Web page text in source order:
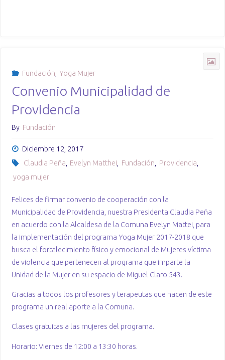
Fundación Yoga Mujer
Convenio Municipalidad de
Providencia
By Fundación
Diciembre 12, 2017
Claudia Peña
Evelyn Matthei Fundación Providencia
yoga mujer
Felices de firmar convenio de cooperación con la
Municipalidad de Providencia, nuestra Presidenta Claudia Peña
en acuerdo con la Alcaldesa de la Comuna Evelyn Mattei, para
la implementación del programa Yoga Mujer 2017-2018 que
busca el fortalecimiento físico y emocional de Mujeres víctima
de violencia que pertenecen al programa que imparte la
Unidad de la Mujer en su espacio de Miguel Claro 543.
Gracias a todos los profesores y terapeutas que hacen de este
programa un real aporte a la Comuna.
Clases gratuitas a las mujeres del programa.
Horario: Viernes de 12:00 a 13:30 horas.